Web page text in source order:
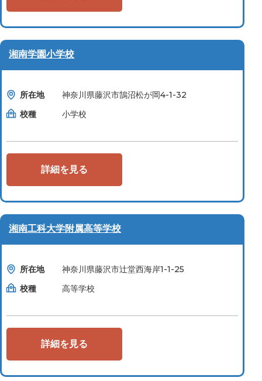
湘南学園小学校
所在地
神奈川県藤沢市鵠沼松が岡4-1-32
校種
小学校
詳細を見る
湘南工科大学附属高等学校
所在地
神奈川県藤沢市辻堂西海岸1-1-25
校種
高等学校
詳細を見る